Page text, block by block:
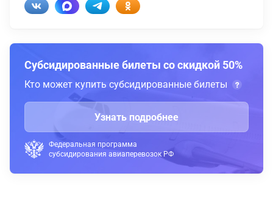
Субсидированные билеты со скидкой 50%
Кто может купить субсидированные билеты
Узнать подробнее
Федеральная программа
субсидирования авиаперевозок РФ